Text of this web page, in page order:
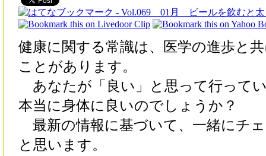
健康に関する常識は、医学の進歩と
ことがあります。
あなたが「良い」と思って行って
本当に身体に良いのでしょうか？
最新の情報に基づいて、一緒にチ
と思います。